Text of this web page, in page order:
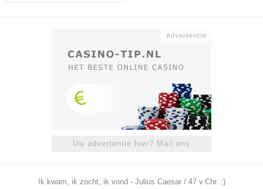
Uw advertentie hier? Mail ons
Ik kwam, ik zocht, ik vond - Julius Caesar / 47 v.Chr. ;)